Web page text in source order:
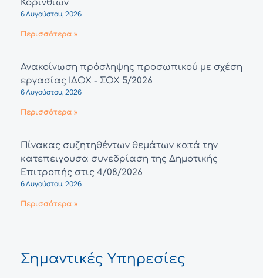
Κορινθίων
6 Αυγούστου, 2026
Περισσότερα »
Ανακοίνωση πρόσληψης προσωπικού με σχέση
εργασίας ΙΔΟΧ - ΣΟΧ 5/2026
6 Αυγούστου, 2026
Περισσότερα »
Πίνακας συζητηθέντων θεμάτων κατά την
κατεπειγουσα συνεδρίαση της Δημοτικής
Επιτροπής στις 4/08/2026
6 Αυγούστου, 2026
Περισσότερα »
Σημαντικές Υπηρεσίες